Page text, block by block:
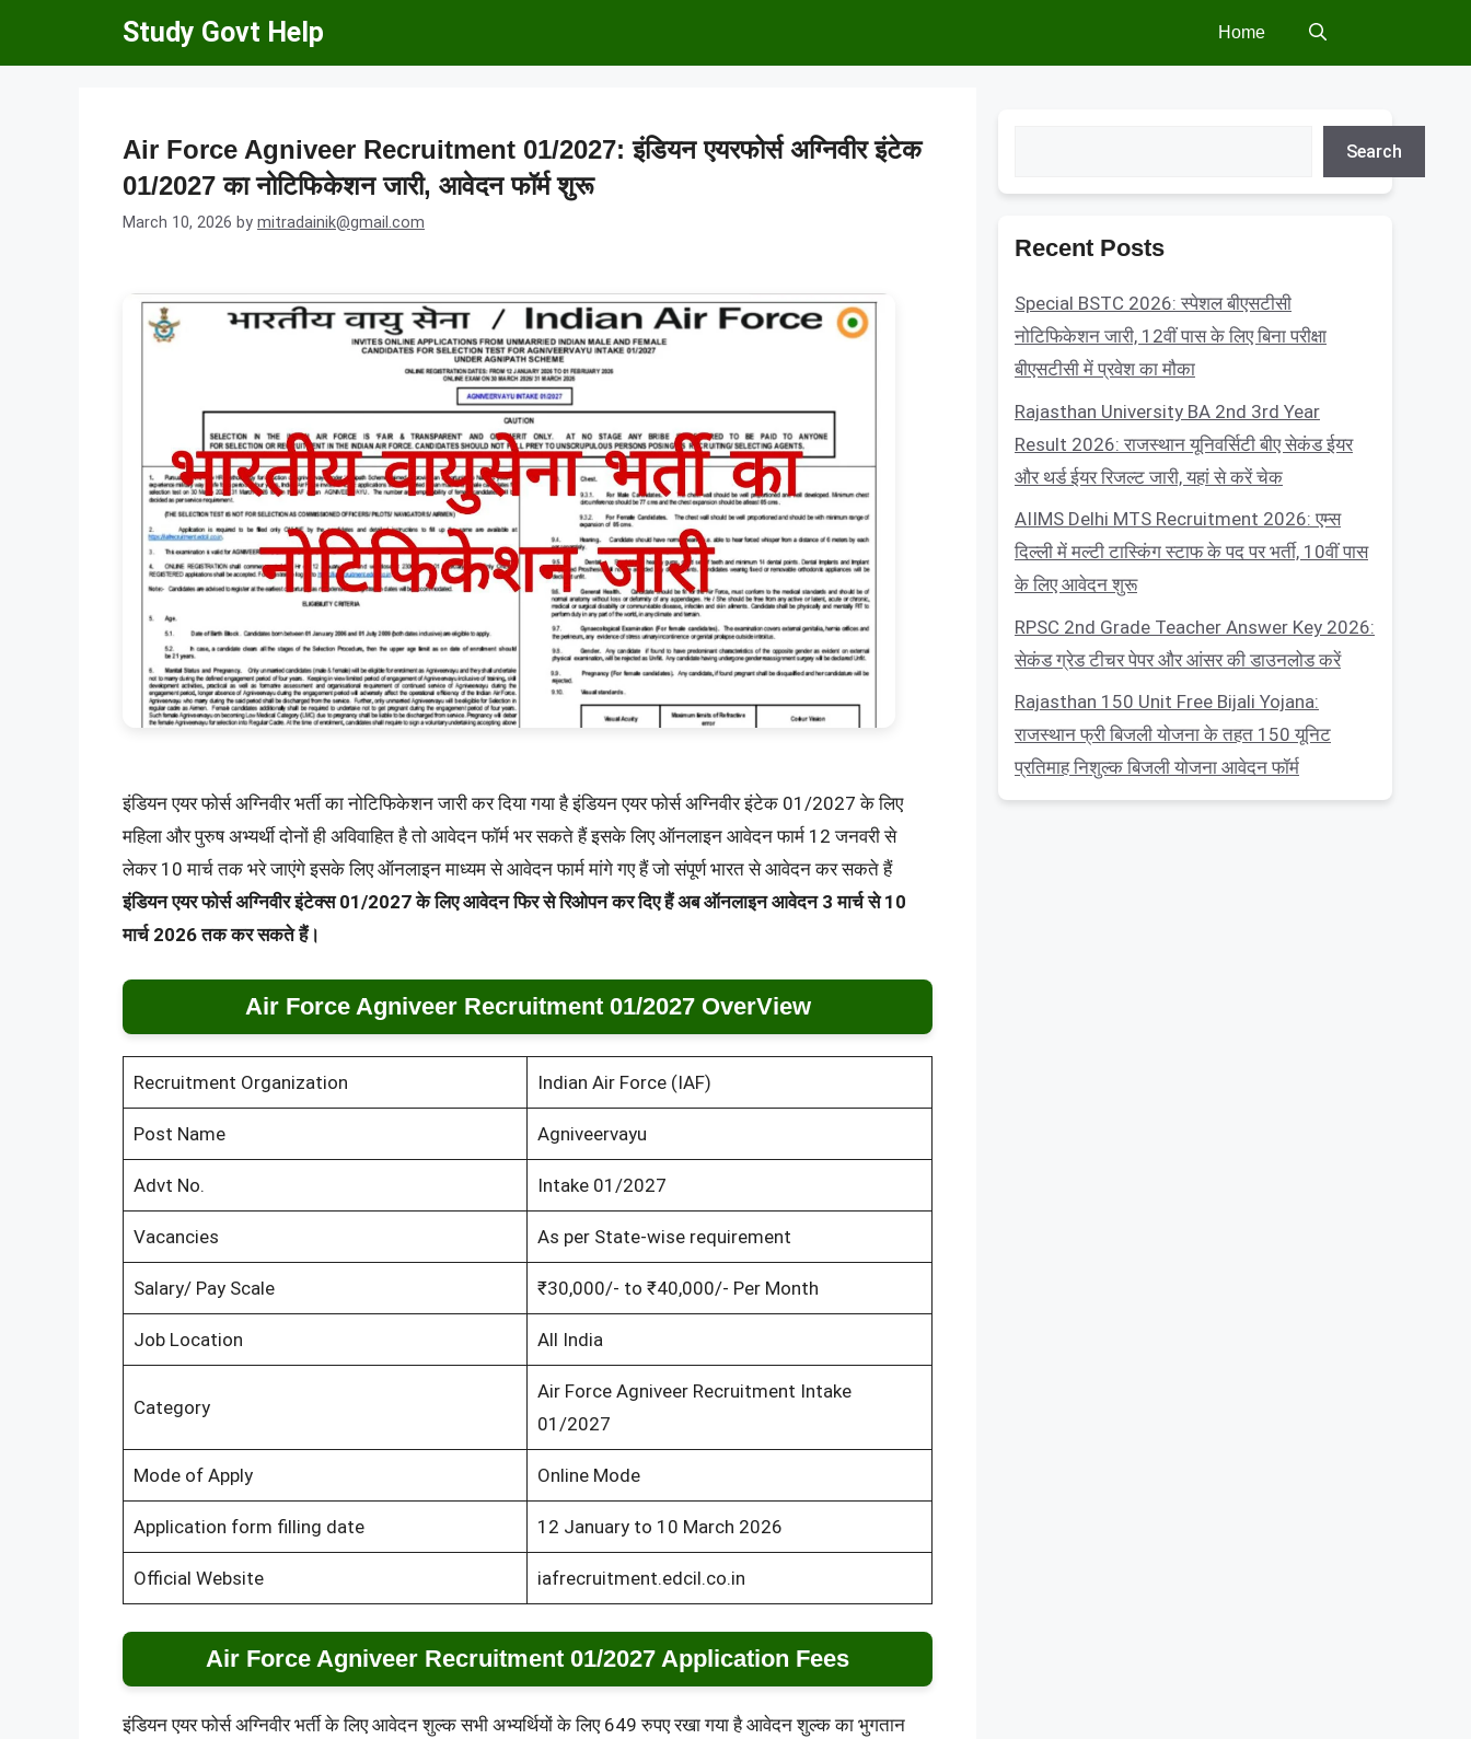
Study Govt Help Home
Air Force Agniveer Recruitment 01/2027: इंडियन एयरफोर्स अग्निवीर इंटेक
01/2027 का नोटिफिकेशन जारी, आवेदन फॉर्म शुरू
March 10, 2026 by mitradainik@gmail.com
इंडियन एयर फोर्स अग्निवीर भर्ती का नोटिफिकेशन जारी कर दिया गया है इंडियन एयर फोर्स अग्निवीर इंटेक 01/2027 के लिए
महिला और पुरुष अभ्यर्थी दोनों ही अविवाहित है तो आवेदन फॉर्म भर सकते हैं इसके लिए ऑनलाइन आवेदन फार्म 12 जनवरी से
लेकर 10 मार्च तक भरे जाएंगे इसके लिए ऑनलाइन माध्यम से आवेदन फार्म मांगे गए हैं जो संपूर्ण भारत से आवेदन कर सकते हैं
इंडियन एयर फोर्स अग्निवीर इंटेक्स 01/2027 के लिए आवेदन फिर से रिओपन कर दिए हैं अब ऑनलाइन आवेदन 3 मार्च से 10
मार्च 2026 तक कर सकते हैं।
Air Force Agniveer Recruitment 01/2027 OverView
Recruitment Organization Indian Air Force (IAF)
Post Name Agniveervayu
Advt No. Intake 01/2027
Vacancies As per State-wise requirement
Salary/ Pay Scale ₹30,000/- to ₹40,000/- Per Month
Job Location All India
Category
Air Force Agniveer Recruitment Intake
01/2027
Mode of Apply Online Mode
Application form filling date 12 January to 10 March 2026
Official Website iafrecruitment.edcil.co.in
Air Force Agniveer Recruitment 01/2027 Application Fees
इंडियन एयर फोर्स अग्निवीर भर्ती के लिए आवेदन शुल्क सभी अभ्यर्थियों के लिए 649 रुपए रखा गया है आवेदन शुल्क का भुगतान
Search
Recent Posts
Special BSTC 2026: स्पेशल बीएसटीसी
नोटिफिकेशन जारी, 12वीं पास के लिए बिना परीक्षा
बीएसटीसी में प्रवेश का मौका
Rajasthan University BA 2nd 3rd Year
Result 2026: राजस्थान यूनिवर्सिटी बीए सेकंड ईयर
और थर्ड ईयर रिजल्ट जारी, यहां से करें चेक
AIIMS Delhi MTS Recruitment 2026: एम्स
दिल्ली में मल्टी टास्किंग स्टाफ के पद पर भर्ती, 10वीं पास
के लिए आवेदन शुरू
RPSC 2nd Grade Teacher Answer Key 2026:
सेकंड ग्रेड टीचर पेपर और आंसर की डाउनलोड करें
Rajasthan 150 Unit Free Bijali Yojana:
राजस्थान फ्री बिजली योजना के तहत 150 यूनिट
प्रतिमाह निशुल्क बिजली योजना आवेदन फॉर्म